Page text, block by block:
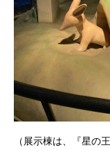
（展示棟は、『星の